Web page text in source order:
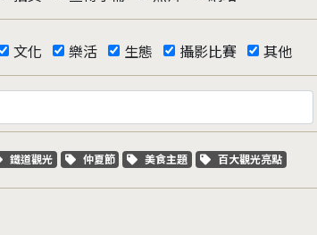
文化 樂活 生態 攝影比賽 其他
關鍵字標籤
鐵道觀光 關鍵字標籤
仲夏節 關鍵字標籤
美食主題 關鍵字標籤
百大觀光亮點